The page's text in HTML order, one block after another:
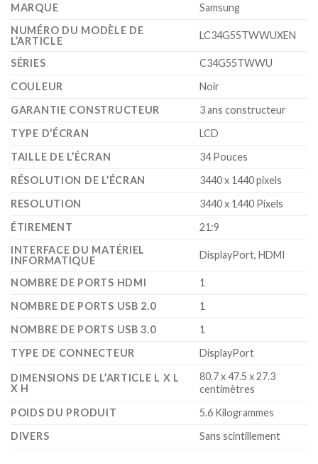
MARQUE
‎Samsung
NUMÉRO DU MODÈLE DE
L’ARTICLE
‎LC34G55TWWUXEN
SÉRIES
‎C34G55TWWU
COULEUR
‎Noir
GARANTIE CONSTRUCTEUR
‎3 ans constructeur
TYPE D’ÉCRAN
‎LCD
TAILLE DE L’ÉCRAN
‎34 Pouces
RÉSOLUTION DE L’ÉCRAN
‎3440 x 1440 pixels
RESOLUTION
‎3440 x 1440 Pixels
ÉTIREMENT
‎21:9
INTERFACE DU MATÉRIEL
INFORMATIQUE
‎DisplayPort, HDMI
NOMBRE DE PORTS HDMI
‎1
NOMBRE DE PORTS USB 2.0
‎1
NOMBRE DE PORTS USB 3.0
‎1
TYPE DE CONNECTEUR
‎DisplayPort
DIMENSIONS DE L’ARTICLE L X L
X H
‎80.7 x 47.5 x 27.3
centimètres
POIDS DU PRODUIT
‎5.6 Kilogrammes
DIVERS
‎Sans scintillement